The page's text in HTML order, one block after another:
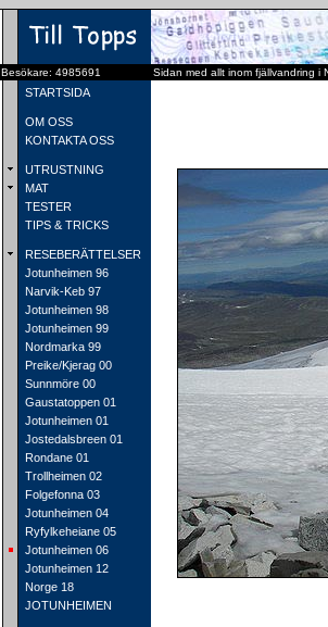
Besökare: 4985691 Sidan med allt inom fjällvandring i
STARTSIDA
OM OSS
KONTAKTA OSS
UTRUSTNING
MAT
TESTER
TIPS & TRICKS
RESEBERÄTTELSER
Jotunheimen 96
Narvik-Keb 97
Jotunheimen 98
Jotunheimen 99
Nordmarka 99
Preike/Kjerag 00
Sunnmöre 00
Gaustatoppen 01
Jotunheimen 01
Jostedalsbreen 01
Rondane 01
Trollheimen 02
Folgefonna 03
Jotunheimen 04
Ryfylkeheiane 05
Jotunheimen 06
Jotunheimen 12
Norge 18
JOTUNHEIMEN